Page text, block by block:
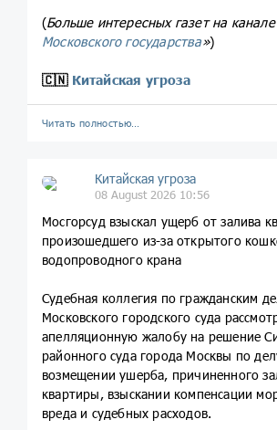
(Больше интересных газет на
Московского государства»)
🇨🇳 Китайская угроза
Читать полностью…
Китайская угроза
08 August 2026 10:56
Мосгорсуд взыскал ущерб от залива
произошедшего из-за открытого
водопроводного крана
Судебная коллегия по гражданским
Московского городского суда
апелляционную жалобу на решение
районного суда города Москвы по
возмещении ушерба, причиненного
квартиры, взыскании компенсации
вреда и судебных расходов.